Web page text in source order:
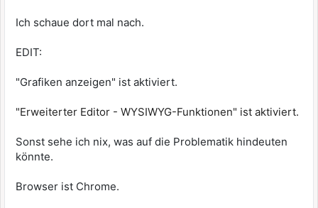
Ich schaue dort mal nach.
EDIT:
"Grafiken anzeigen" ist aktiviert.
"Erweiterter Editor - WYSIWYG-Funktionen" ist aktiviert.
Sonst sehe ich nix, was auf die Problematik hindeuten
könnte.
Browser ist Chrome.